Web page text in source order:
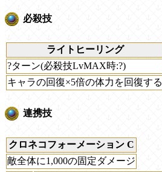
必殺技
ライトヒーリング
?ターン(必殺技LvMAX時:?)
キャラの回復×5倍の体力を回復する
連携技
クロネコフォーメーション C
敵全体に1,000の固定ダメージ